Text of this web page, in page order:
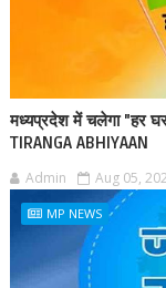
मध्यप्रदेश में चलेगा "हर घर
TIRANGA ABHIYAAN
Admin Aug 05,
MP NEWS